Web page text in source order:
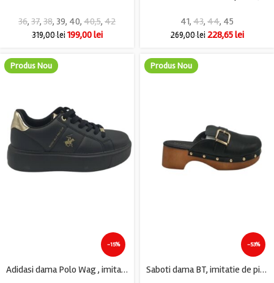
36, 37, 38, 39, 40, 40,5, 42
319,00lei 199,00lei
41, 43, 44, 45
269,00lei 228,65lei
Produs Nou
-15%
Adidasi dama Polo Wag , imitatie de piele, negru
Produs Nou
-53%
Saboti dama BT, imitatie de piele, negru